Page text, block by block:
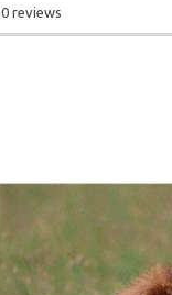
0 reviews